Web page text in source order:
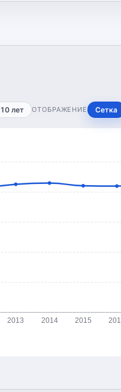
10 лет ОТОБРАЖЕНИЕ Сетка
2013 2014 2015